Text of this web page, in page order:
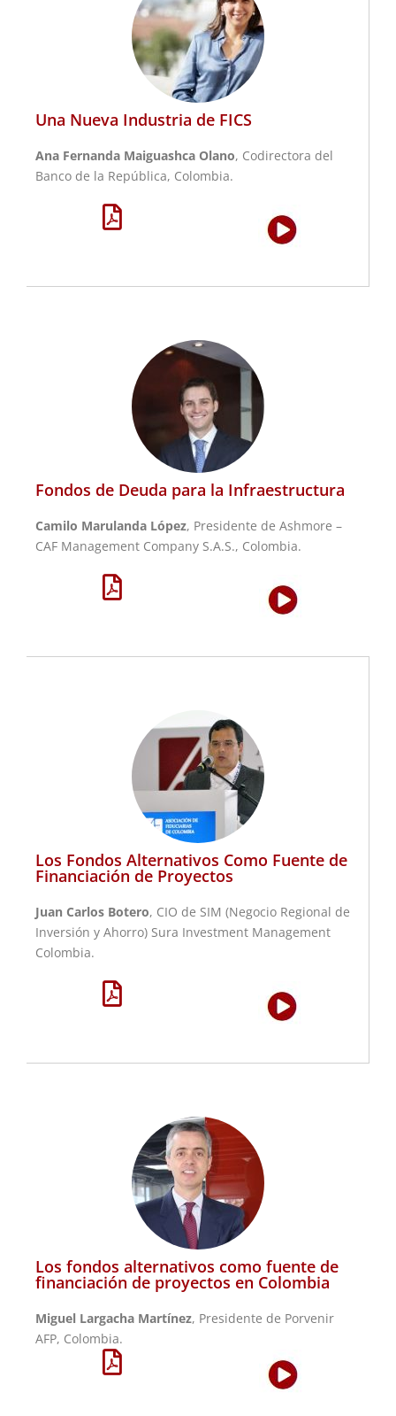
Una Nueva Industria de FICS
Ana Fernanda Maiguashca Olano, Codirectora del
Banco de la República, Colombia.
Fondos de Deuda para la Infraestructura
Camilo Marulanda López, Presidente de Ashmore –
CAF Management Company S.A.S., Colombia.
Los Fondos Alternativos Como Fuente de
Financiación de Proyectos
Juan Carlos Botero, CIO de SIM (Negocio Regional de
Inversión y Ahorro) Sura Investment Management
Colombia.
Los fondos alternativos como fuente de
financiación de proyectos en Colombia
Miguel Largacha Martínez, Presidente de Porvenir
AFP, Colombia.